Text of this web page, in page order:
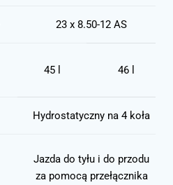
23 x 8.50-12 AS
45 l 46 l
Hydrostatyczny na 4 koła
Jazda do tyłu i do przodu
za pomocą przełącznika